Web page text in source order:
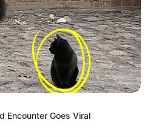
Encounter Goes Viral